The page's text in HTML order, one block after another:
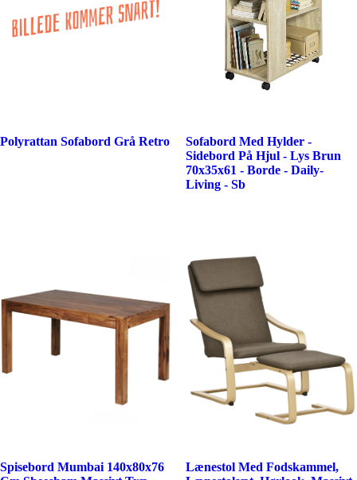
Polyrattan Sofabord Grå Retro
Sofabord Med Hylder -
Sidebord På Hjul - Lys Brun
70x35x61 - Borde - Daily-
Living - Sb
Spisebord Mumbai 140x80x76
Lænestol Med Fodskammel,